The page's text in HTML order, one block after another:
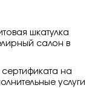
шкатулка
салон в
на
услуги